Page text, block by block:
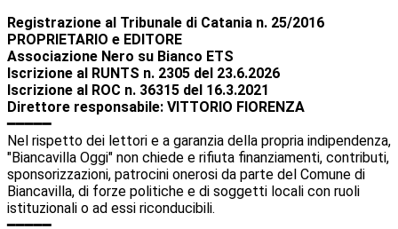
Registrazione al Tribunale di Catania n. 25/2016
PROPRIETARIO e EDITORE
Associazione Nero su Bianco ETS
Iscrizione al RUNTS n. 2305 del 23.6.2026
Iscrizione al ROC n. 36315 del 16.3.2021
Direttore responsabile: VITTORIO FIORENZA
━━━━━
Nel rispetto dei lettori e a garanzia della propria indipendenza,
"Biancavilla Oggi" non chiede e rifiuta finanziamenti, contributi,
sponsorizzazioni, patrocini onerosi da parte del Comune di
Biancavilla, di forze politiche e di soggetti locali con ruoli
istituzionali o ad essi riconducibili.
━━━━━